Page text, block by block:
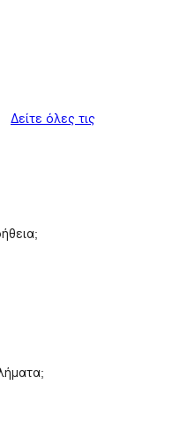
Δείτε όλες τις